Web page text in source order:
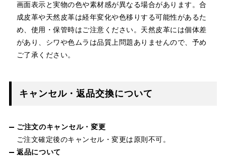
画面表示と実物の色や素材感が異なる場合があります。合
成皮革や天然皮革は経年変化や色移りする可能性があるた
め、使用・保管時はご注意ください。天然皮革には個体差
があり、シワや色ムラは品質上問題ありませんので、予め
ご了承ください。
キャンセル・返品交換について
ご注文のキャンセル・変更
ご注文確定後のキャンセル・変更は原則不可。
返品について